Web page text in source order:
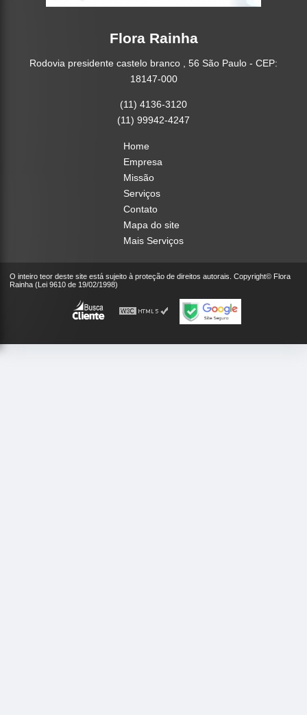
Flora Rainha
Rodovia presidente castelo branco , 56 São Paulo - CEP:
18147-000
(11) 4136-3120
(11) 99942-4247
Home
Empresa
Missão
Serviços
Contato
Mapa do site
Mais Serviços
O inteiro teor deste site está sujeito à proteção de direitos autorais. Copyright© Flora
Rainha (Lei 9610 de 19/02/1998)